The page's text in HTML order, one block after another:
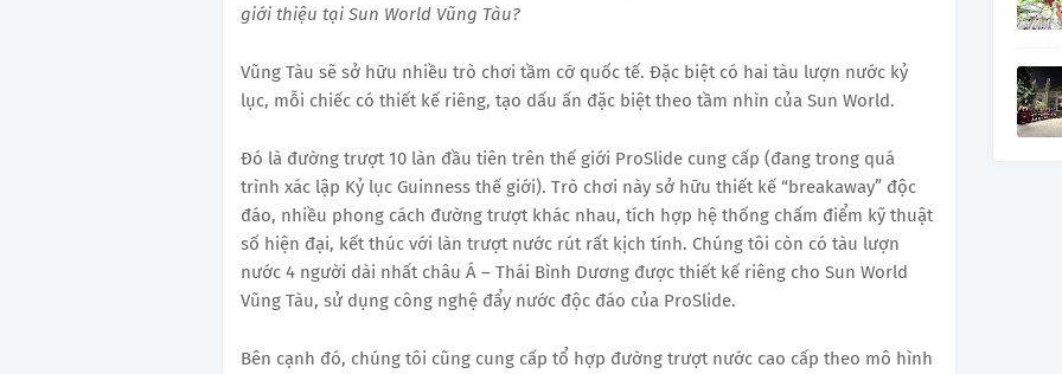
giới thiệu tại Sun World Vũng Tàu?
Vũng Tàu sẽ sở hữu nhiều trò chơi tầm cỡ quốc tế. Đặc biệt có hai tàu lượn nước kỷ
lục, mỗi chiếc có thiết kế riêng, tạo dấu ấn đặc biệt theo tầm nhìn của Sun World.
Đó là đường trượt 10 làn đầu tiên trên thế giới ProSlide cung cấp (đang trong quá
trình xác lập Kỷ lục Guinness thế giới). Trò chơi này sở hữu thiết kế “breakaway” độc
đáo, nhiều phong cách đường trượt khác nhau, tích hợp hệ thống chấm điểm kỹ thuật
số hiện đại, kết thúc với làn trượt nước rút rất kịch tính. Chúng tôi còn có tàu lượn
nước 4 người dài nhất châu Á – Thái Bình Dương được thiết kế riêng cho Sun World
Vũng Tàu, sử dụng công nghệ đẩy nước độc đáo của ProSlide.
Bên cạnh đó, chúng tôi cũng cung cấp tổ hợp đường trượt nước cao cấp theo mô hình